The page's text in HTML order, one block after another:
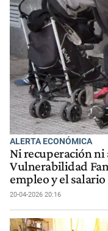
ALERTA ECONÓMICA
Ni recuperación
Vulnerabilidad
empleo y el salario
20-04-2026 20:16